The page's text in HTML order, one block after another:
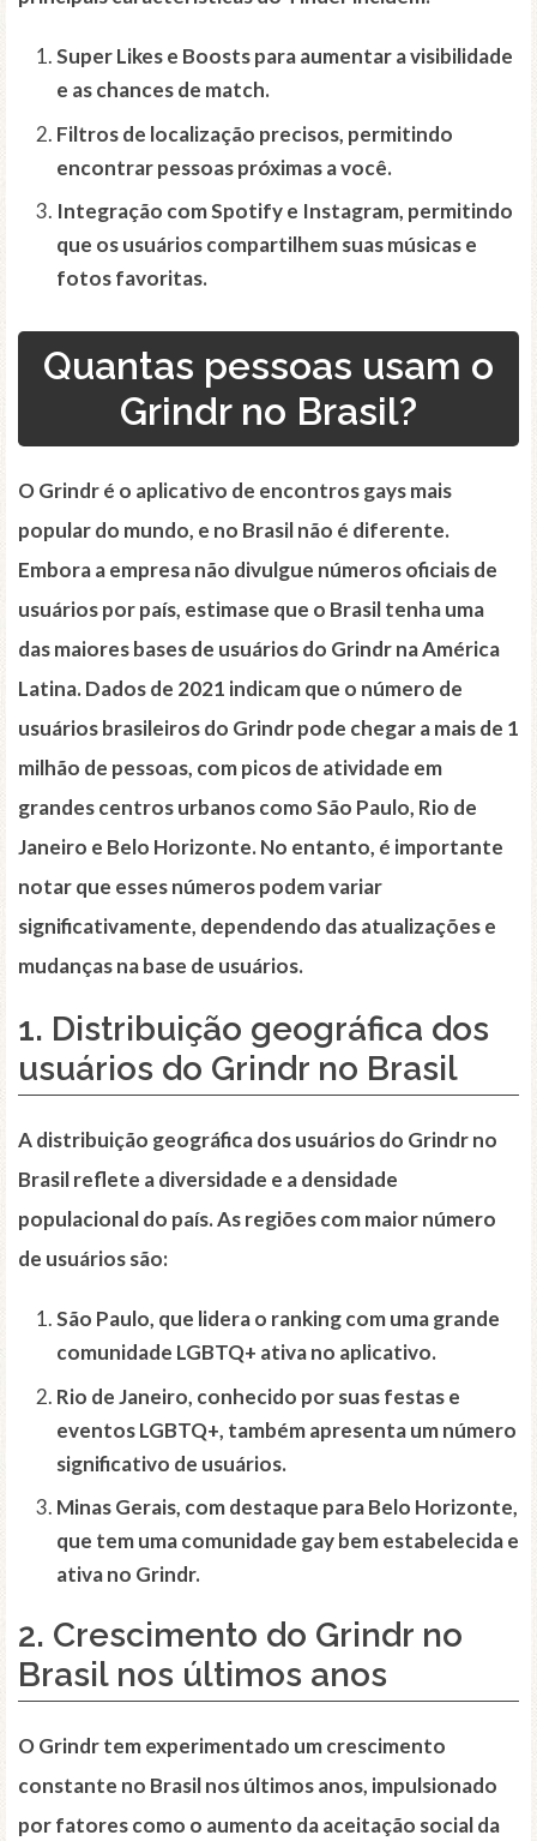
Super Likes e Boosts para aumentar a visibilidade
e as chances de match.
Filtros de localização precisos, permitindo
encontrar pessoas próximas a você.
Integração com Spotify e Instagram, permitindo
que os usuários compartilhem suas músicas e
fotos favoritas.
Quantas pessoas usam o
Grindr no Brasil?
O Grindr é o aplicativo de encontrosgaysmais
popular do mundo, e no Brasil não é diferente.
Embora a empresa não divulgue números oficiais de
usuários por país, estimase que o Brasil tenha uma
das maiores bases de usuários do Grindr na América
Latina. Dados de 2021 indicam que o número de
usuários brasileiros do Grindr pode chegar a mais de 1
milhão de pessoas, com picos de atividade em
grandes centros urbanos como São Paulo, Rio de
Janeiro e Belo Horizonte. No entanto, é importante
notar que esses números podem variar
significativamente, dependendo das atualizações e
mudanças na base de usuários.
1. Distribuição geográfica dos
usuários do Grindr no Brasil
A distribuição geográfica dos usuários do Grindr no
Brasil reflete adiversidade e a densidade
populacional do país. As regiões com maior número
de usuários são:
São Paulo, que lidera o ranking com uma grande
comunidade LGBTQ+ ativa no aplicativo.
Rio de Janeiro, conhecido por suas festas e
eventos LGBTQ+, também apresenta um número
significativo de usuários.
Minas Gerais, com destaque para Belo Horizonte,
que tem uma comunidade gay bem estabelecida e
ativa no Grindr.
2. Crescimento do Grindr no
Brasil nos últimos anos
O Grindr tem experimentado um crescimento
constante no Brasil nos últimos anos, impulsionado
por fatores como o aumento daaceitação social da